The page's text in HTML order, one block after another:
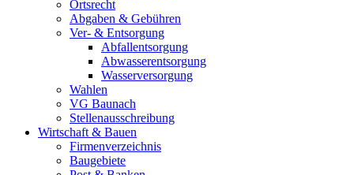
Ortsrecht
Abgaben & Gebühren
Ver- & Entsorgung
Abfallentsorgung
Abwasserentsorgung
Wasserversorgung
Wahlen
VG Baunach
Stellenausschreibung
Wirtschaft & Bauen
Firmenverzeichnis
Baugebiete